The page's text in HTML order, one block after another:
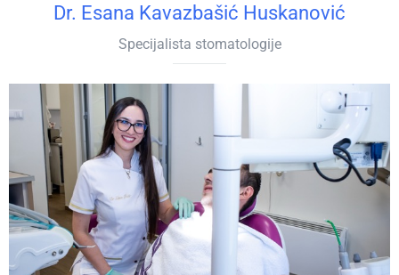
Dr. Esana Kavazbašić Huskanović
Specijalista stomatologije